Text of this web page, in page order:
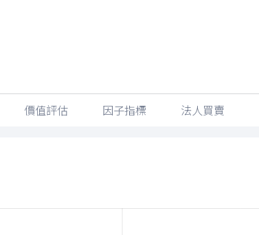
價值評估 因子指標 法人買賣